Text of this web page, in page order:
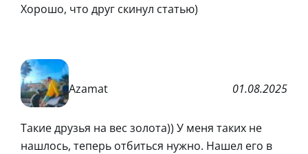
Хорошо, что друг скинул статью)
Azamat 01.08.2025
Такие друзья на вес золота)) У меня таких не
нашлось, теперь отбиться нужно. Нашел его в